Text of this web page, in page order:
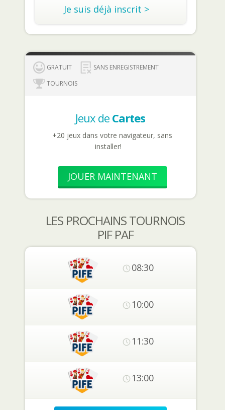
Je suis déjà inscrit >
GRATUIT
SANS ENREGISTREMENT
TOURNOIS
Jeux de Cartes
+20 jeux dans votre navigateur, sans
installer!
JOUER MAINTENANT
LES PROCHAINS TOURNOIS
PIF PAF
08:30
10:00
11:30
13:00